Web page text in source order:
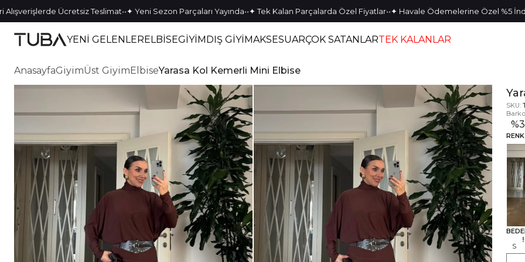
Ücretsiz Teslimat••✦ Yeni Sezon Parçaları Yayında ••✦ Tek Kalan Parçalarda Özel Fiyatlar• •✦ Havale Ödemelerine Özel %5 İndirim•• ✦
YENİ GELENLERELBİSEGİYİMDIŞ GİYİMAKSESUARÇOK SATANLARTEK KALANLAR
AnasayfaGiyimÜst GiyimElbiseYarasa Kol Kemerli Mini Elbise
SKU:
%
RENK
S